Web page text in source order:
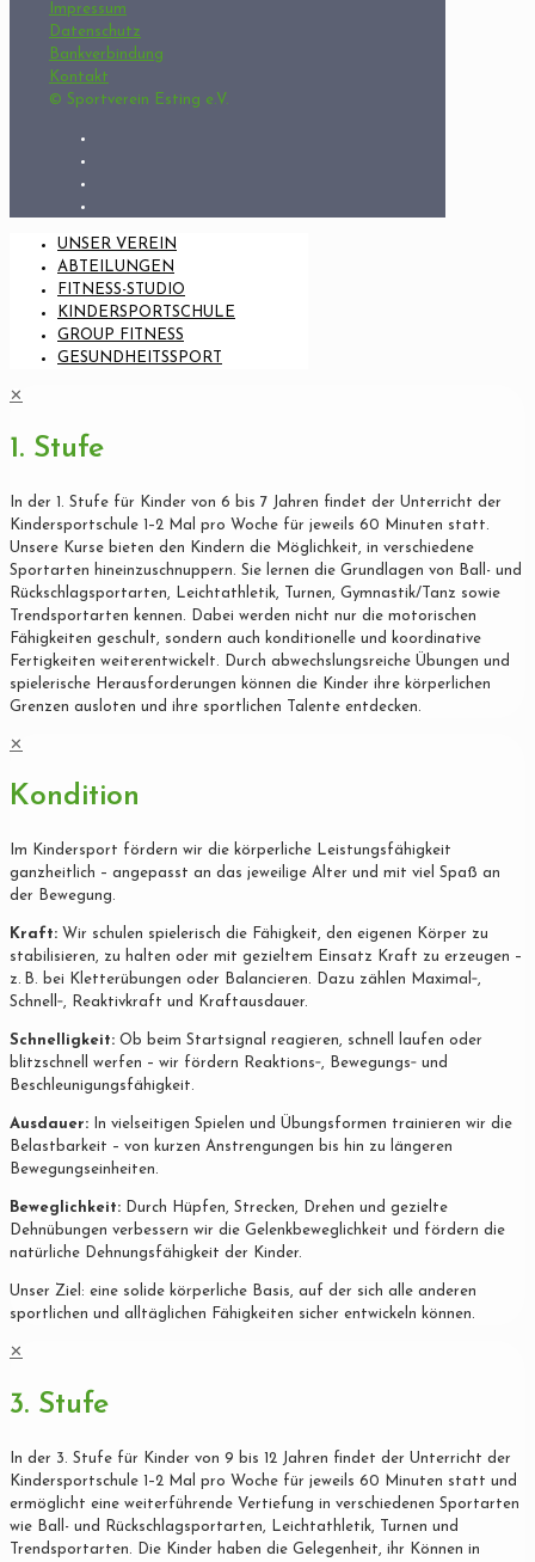
Impressum
Datenschutz
Bankverbindung
Kontakt
© Sportverein Esting e.V.
UNSER VEREIN
ABTEILUNGEN
FITNESS-STUDIO
KINDERSPORTSCHULE
GROUP FITNESS
GESUNDHEITSSPORT
✕
1. Stufe
In der 1. Stufe für Kinder von 6 bis 7 Jahren findet der Unterricht der
Kindersportschule 1–2 Mal pro Woche für jeweils 60 Minuten statt.
Unsere Kurse bieten den Kindern die Möglichkeit, in verschiedene
Sportarten hineinzuschnuppern. Sie lernen die Grundlagen von Ball- und
Rückschlagsportarten, Leichtathletik, Turnen, Gymnastik/Tanz sowie
Trendsportarten kennen. Dabei werden nicht nur die motorischen
Fähigkeiten geschult, sondern auch konditionelle und koordinative
Fertigkeiten weiterentwickelt. Durch abwechslungsreiche Übungen und
spielerische Herausforderungen können die Kinder ihre körperlichen
Grenzen ausloten und ihre sportlichen Talente entdecken.
✕
Kondition
Im Kindersport fördern wir die körperliche Leistungsfähigkeit
ganzheitlich – angepasst an das jeweilige Alter und mit viel Spaß an
der Bewegung.
Kraft: Wir schulen spielerisch die Fähigkeit, den eigenen Körper zu
stabilisieren, zu halten oder mit gezieltem Einsatz Kraft zu erzeugen –
z. B. bei Kletterübungen oder Balancieren. Dazu zählen Maximal‐,
Schnell‐, Reaktivkraft und Kraftausdauer.
Schnelligkeit: Ob beim Startsignal reagieren, schnell laufen oder
blitzschnell werfen – wir fördern Reaktions‐, Bewegungs‐ und
Beschleunigungsfähigkeit.
Ausdauer: In vielseitigen Spielen und Übungsformen trainieren wir die
Belastbarkeit – von kurzen Anstrengungen bis hin zu längeren
Bewegungseinheiten.
Beweglichkeit: Durch Hüpfen, Strecken, Drehen und gezielte
Dehnübungen verbessern wir die Gelenkbeweglichkeit und fördern die
natürliche Dehnungsfähigkeit der Kinder.
Unser Ziel: eine solide körperliche Basis, auf der sich alle anderen
sportlichen und alltäglichen Fähigkeiten sicher entwickeln können.
✕
3. Stufe
In der 3. Stufe für Kinder von 9 bis 12 Jahren findet der Unterricht der
Kindersportschule 1–2 Mal pro Woche für jeweils 60 Minuten statt und
ermöglicht eine weiterführende Vertiefung in verschiedenen Sportarten
wie Ball- und Rückschlagsportarten, Leichtathletik, Turnen und
Trendsportarten. Die Kinder haben die Gelegenheit, ihr Können in